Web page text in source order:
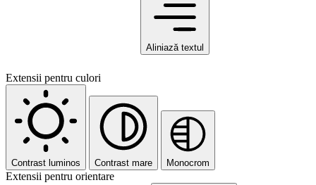
Aliniază textul
Extensii pentru culori
Contrast luminos Contrast mare Monocrom
Extensii pentru orientare